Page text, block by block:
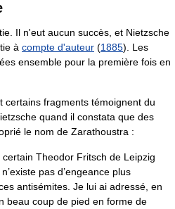
Il n'eut aucun succès, et Nietzsche
à compte d'auteur (1885). Les
ensemble pour la première fois en
certains fragments témoignent du
quand il constata que des
le nom de Zarathoustra :
Theodor Fritsch de Leipzig
pas d’engeance plus
antisémites. Je lui ai adressé, en
beau coup de pied en forme de